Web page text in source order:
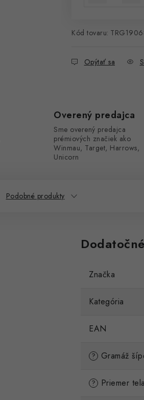
Kód tovaru:
Opýtať sa
Overený predajca
Sme overený predajca
prémiových značiek ako
Winmau, Target, Harrows,
Unicorn
Podobné produkty
Značka
Kategória
EAN
? Gramáž
? Priemer